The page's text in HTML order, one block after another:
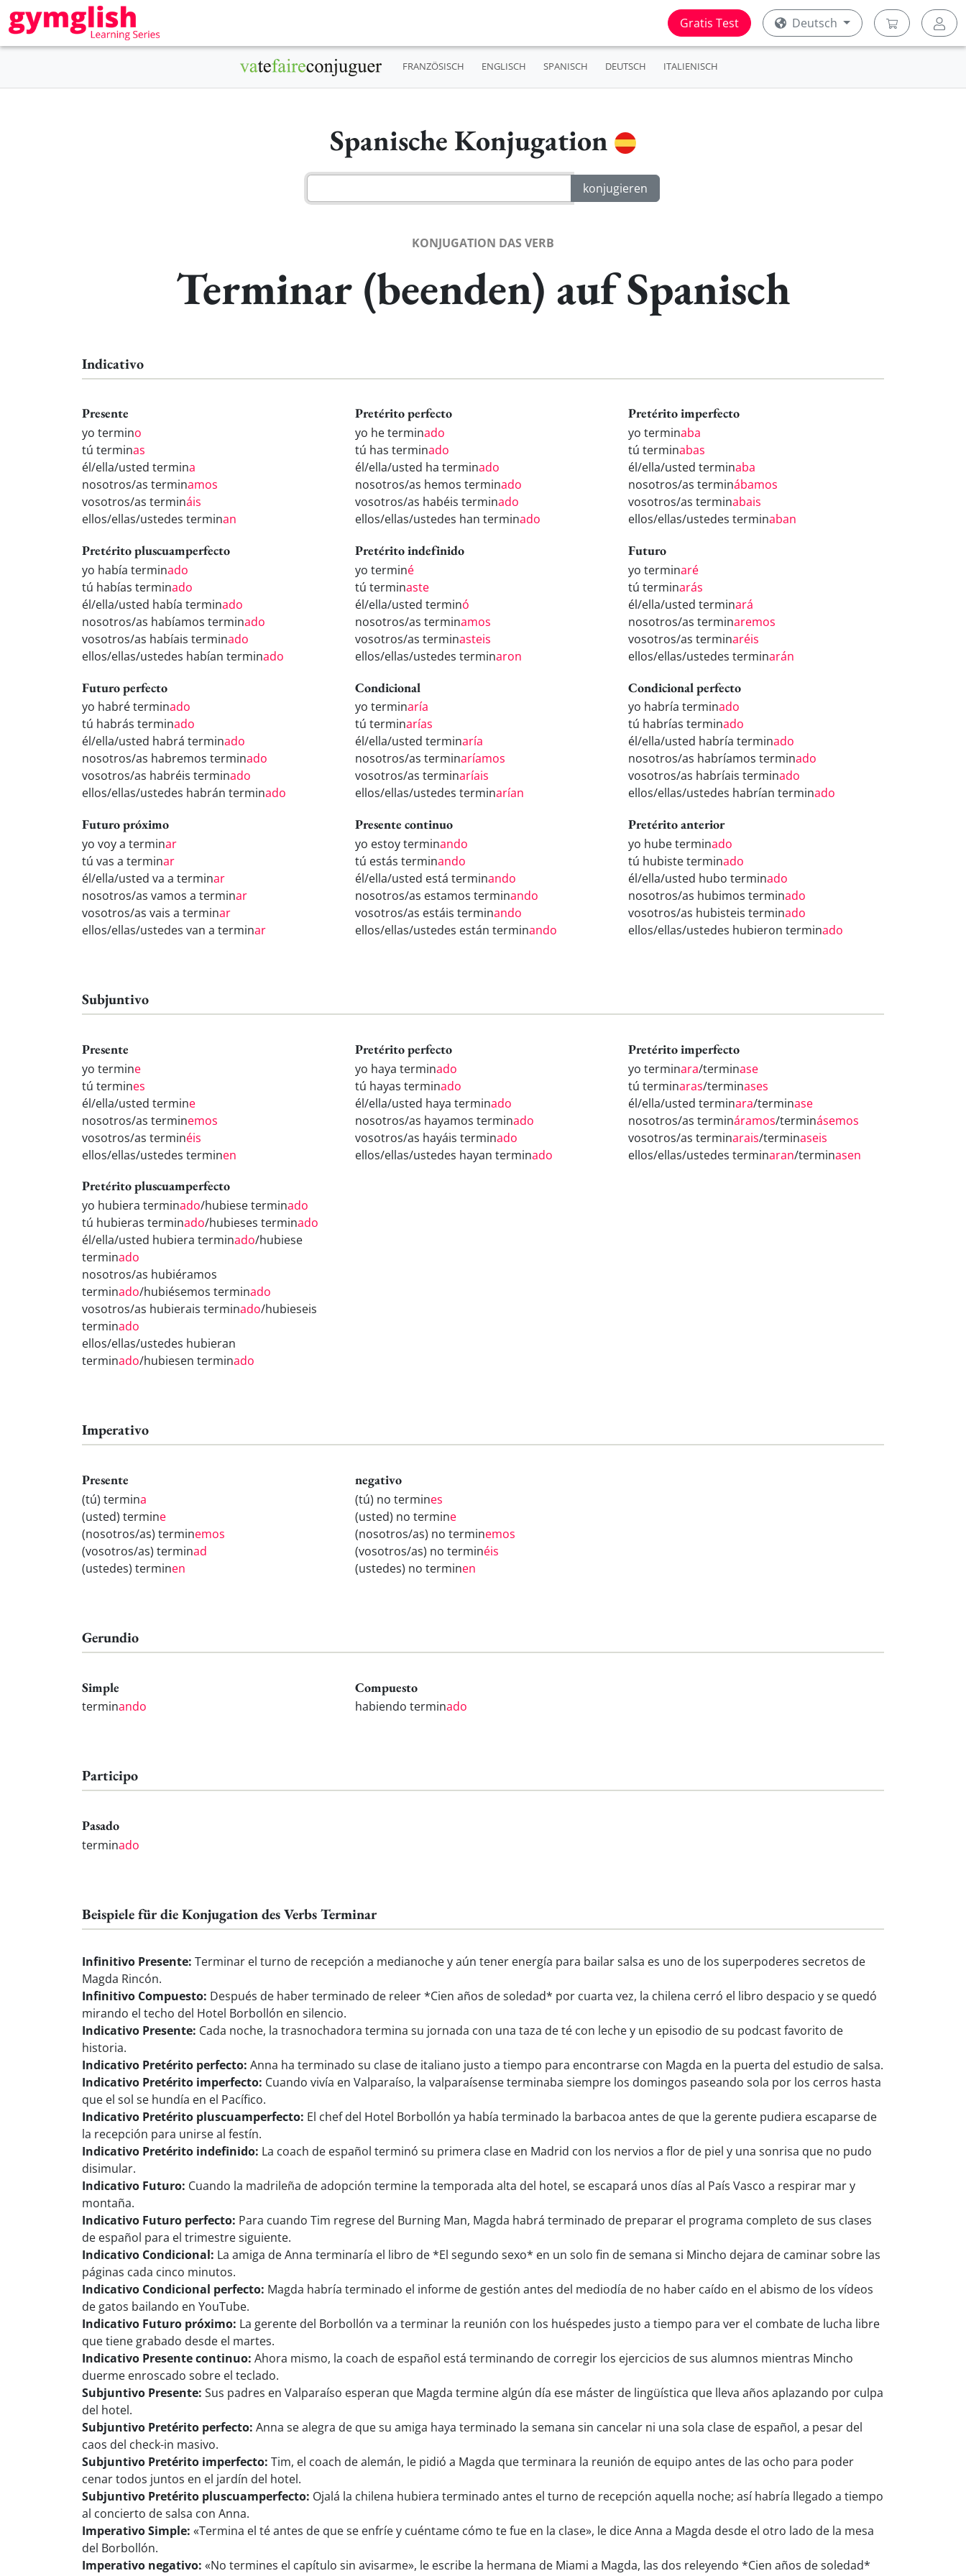
Gratis Test Deutsch
FRANZÖSISCH ENGLISCH SPANISCH DEUTSCH ITALIENISCH
Spanische Konjugation
KONJUGATION DAS VERB
Terminar (beenden) auf Spanisch
Indicativo
Presente
yo termino
tú terminas
él/ella/usted termina
nosotros/as terminamos
vosotros/as termináis
ellos/ellas/ustedes terminan
Pretérito perfecto
yo he terminado
tú has terminado
él/ella/usted ha terminado
nosotros/as hemos terminado
vosotros/as habéis terminado
ellos/ellas/ustedes han terminado
Pretérito imperfecto
yo terminaba
tú terminabas
él/ella/usted terminaba
nosotros/as terminábamos
vosotros/as terminabais
ellos/ellas/ustedes terminaban
Pretérito pluscuamperfecto
yo había terminado
tú habías terminado
él/ella/usted había terminado
nosotros/as habíamos terminado
vosotros/as habíais terminado
ellos/ellas/ustedes habían terminado
Pretérito indefinido
yo terminé
tú terminaste
él/ella/usted terminó
nosotros/as terminamos
vosotros/as terminasteis
ellos/ellas/ustedes terminaron
Futuro
yo terminaré
tú terminarás
él/ella/usted terminará
nosotros/as terminaremos
vosotros/as terminaréis
ellos/ellas/ustedes terminarán
Futuro perfecto
yo habré terminado
tú habrás terminado
él/ella/usted habrá terminado
nosotros/as habremos terminado
vosotros/as habréis terminado
ellos/ellas/ustedes habrán terminado
Condicional
yo terminaría
tú terminarías
él/ella/usted terminaría
nosotros/as terminaríamos
vosotros/as terminaríais
ellos/ellas/ustedes terminarían
Condicional perfecto
yo habría terminado
tú habrías terminado
él/ella/usted habría terminado
nosotros/as habríamos terminado
vosotros/as habríais terminado
ellos/ellas/ustedes habrían terminado
Futuro próximo
yo voy a terminar
tú vas a terminar
él/ella/usted va a terminar
nosotros/as vamos a terminar
vosotros/as vais a terminar
ellos/ellas/ustedes van a terminar
Presente continuo
yo estoy terminando
tú estás terminando
él/ella/usted está terminando
nosotros/as estamos terminando
vosotros/as estáis terminando
ellos/ellas/ustedes están terminando
Pretérito anterior
yo hube terminado
tú hubiste terminado
él/ella/usted hubo terminado
nosotros/as hubimos terminado
vosotros/as hubisteis terminado
ellos/ellas/ustedes hubieron terminado
Subjuntivo
Presente
yo termine
tú termines
él/ella/usted termine
nosotros/as terminemos
vosotros/as terminéis
ellos/ellas/ustedes terminen
Pretérito perfecto
yo haya terminado
tú hayas terminado
él/ella/usted haya terminado
nosotros/as hayamos terminado
vosotros/as hayáis terminado
ellos/ellas/ustedes hayan terminado
Pretérito imperfecto
yo terminara/terminase
tú terminaras/terminases
él/ella/usted terminara/terminase
nosotros/as termináramos/terminásemos
vosotros/as terminarais/terminaseis
ellos/ellas/ustedes terminaran/terminasen
Pretérito pluscuamperfecto
yo hubiera terminado/hubiese terminado
tú hubieras terminado/hubieses terminado
él/ella/usted hubiera terminado/hubiese
terminado
nosotros/as hubiéramos
terminado/hubiésemos terminado
vosotros/as hubierais terminado/hubieseis
terminado
ellos/ellas/ustedes hubieran
terminado/hubiesen terminado
Imperativo
Presente
(tú) termina
(usted) termine
(nosotros/as) terminemos
(vosotros/as) terminad
(ustedes) terminen
negativo
(tú) no termines
(usted) no termine
(nosotros/as) no terminemos
(vosotros/as) no terminéis
(ustedes) no terminen
Gerundio
Simple
terminando
Compuesto
habiendo terminado
Participo
Pasado
terminado
Beispiele für die Konjugation des Verbs Terminar
Infinitivo Presente: Terminar el turno de recepción a medianoche y aún tener energía para bailar salsa es uno de los superpoderes secretos de
Magda Rincón.
Infinitivo Compuesto: Después de haber terminado de releer *Cien años de soledad* por cuarta vez, la chilena cerró el libro despacio y se quedó
mirando el techo del Hotel Borbollón en silencio.
Indicativo Presente: Cada noche, la trasnochadora termina su jornada con una taza de té con leche y un episodio de su podcast favorito de
historia.
Indicativo Pretérito perfecto: Anna ha terminado su clase de italiano justo a tiempo para encontrarse con Magda en la puerta del estudio de salsa.
Indicativo Pretérito imperfecto: Cuando vivía en Valparaíso, la valparaísense terminaba siempre los domingos paseando sola por los cerros hasta
que el sol se hundía en el Pacífico.
Indicativo Pretérito pluscuamperfecto: El chef del Hotel Borbollón ya había terminado la barbacoa antes de que la gerente pudiera escaparse de
la recepción para unirse al festín.
Indicativo Pretérito indefinido: La coach de español terminó su primera clase en Madrid con los nervios a flor de piel y una sonrisa que no pudo
disimular.
Indicativo Futuro: Cuando la madrileña de adopción termine la temporada alta del hotel, se escapará unos días al País Vasco a respirar mar y
montaña.
Indicativo Futuro perfecto: Para cuando Tim regrese del Burning Man, Magda habrá terminado de preparar el programa completo de sus clases
de español para el trimestre siguiente.
Indicativo Condicional: La amiga de Anna terminaría el libro de *El segundo sexo* en un solo fin de semana si Mincho dejara de caminar sobre las
páginas cada cinco minutos.
Indicativo Condicional perfecto: Magda habría terminado el informe de gestión antes del mediodía de no haber caído en el abismo de los vídeos
de gatos bailando en YouTube.
Indicativo Futuro próximo: La gerente del Borbollón va a terminar la reunión con los huéspedes justo a tiempo para ver el combate de lucha libre
que tiene grabado desde el martes.
Indicativo Presente continuo: Ahora mismo, la coach de español está terminando de corregir los ejercicios de sus alumnos mientras Mincho
duerme enroscado sobre el teclado.
Subjuntivo Presente: Sus padres en Valparaíso esperan que Magda termine algún día ese máster de lingüística que lleva años aplazando por culpa
del hotel.
Subjuntivo Pretérito perfecto: Anna se alegra de que su amiga haya terminado la semana sin cancelar ni una sola clase de español, a pesar del
caos del check-in masivo.
Subjuntivo Pretérito imperfecto: Tim, el coach de alemán, le pidió a Magda que terminara la reunión de equipo antes de las ocho para poder
cenar todos juntos en el jardín del hotel.
Subjuntivo Pretérito pluscuamperfecto: Ojalá la chilena hubiera terminado antes el turno de recepción aquella noche; así habría llegado a tiempo
al concierto de salsa con Anna.
Imperativo Simple: «Termina el té antes de que se enfríe y cuéntame cómo te fue en la clase», le dice Anna a Magda desde el otro lado de la mesa
del Borbollón.
Imperativo negativo: «No termines el capítulo sin avisarme», le escribe la hermana de Miami a Magda, las dos releyendo *Cien años de soledad*